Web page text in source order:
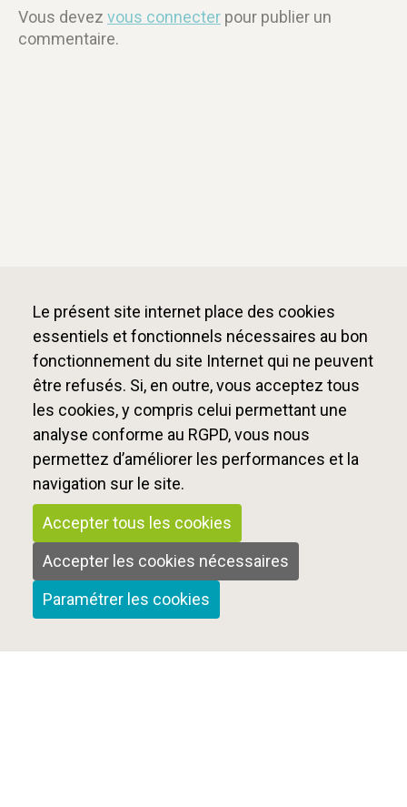
Le présent site internet place des cookies
essentiels et fonctionnels nécessaires au bon
fonctionnement du site Internet qui ne peuvent
être refusés. Si, en outre, vous acceptez tous
les cookies, y compris celui permettant une
analyse conforme au RGPD, vous nous
permettez d’améliorer les performances et la
navigation sur le site.
Accepter tous les cookies
Accepter les cookies nécessaires
Paramétrer les cookies
Vous devez vous connecter pour publier un
commentaire.